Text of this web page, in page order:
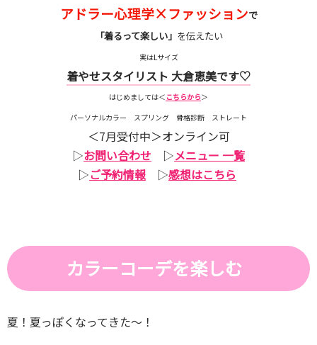
アドラー心理学×ファッションで
「着るって楽しい」 を伝えたい
実はLサイズ
着やせスタイリスト 大倉恵美です♡
はじめましては＜ こちらから＞
パーソナルカラー スプリング 骨格診断 ストレート
＜7月受付中＞オンライン可
▷お問い合わせ ▷メニュー 一覧
▷ご予約情報▷感想はこちら
カラーコーデを楽しむ
夏！夏っぽくなってきた～！